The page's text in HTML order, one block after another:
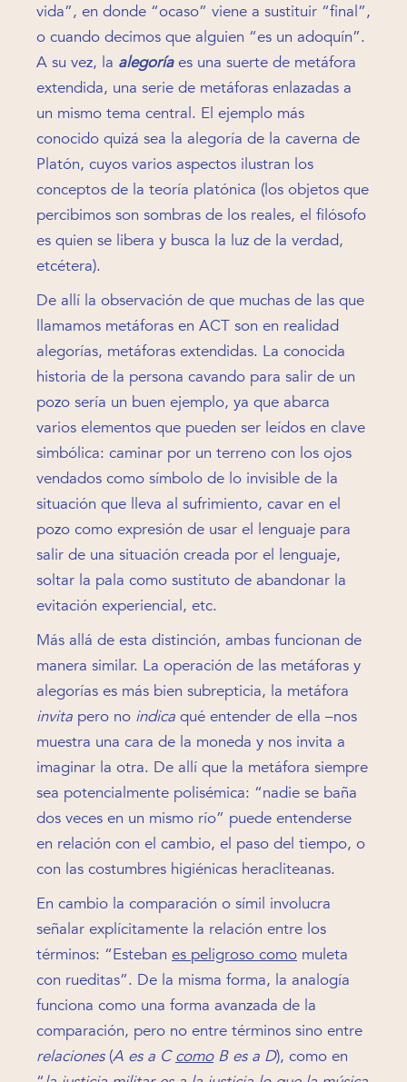
vida”, en donde “ocaso” viene a sustituir “final”,
o cuando decimos que alguien “es un adoquín”.
A su vez, la alegoríaes una suerte de metáfora
extendida, una serie de metáforas enlazadas a
un mismo tema central. El ejemplo más
conocido quizá sea la alegoría de la caverna de
Platón, cuyos varios aspectos ilustran los
conceptos de la teoría platónica (los objetos que
percibimos son sombras de los reales, el filósofo
es quien se libera y busca la luz de la verdad,
etcétera).
De allí la observación de que muchas de las que
llamamos metáforas en ACT son en realidad
alegorías, metáforas extendidas. La conocida
historia de la persona cavando para salir de un
pozo sería un buen ejemplo, ya que abarca
varios elementos que pueden ser leídos en clave
simbólica: caminar por un terreno con los ojos
vendados como símbolo de lo invisible de la
situación que lleva al sufrimiento, cavar en el
pozo como expresión de usar el lenguaje para
salir de una situación creada por el lenguaje,
soltar la pala como sustituto de abandonar la
evitación experiencial, etc.
Más allá de esta distinción, ambas funcionan de
manera similar. La operación de las metáforas y
alegorías es más bien subrepticia, la metáfora
invita pero no indica qué entender de ella –nos
muestra una cara de la moneda y nos invita a
imaginar la otra. De allí que la metáfora siempre
sea potencialmente polisémica: “nadie se baña
dos veces en un mismo río” puede entenderse
en relación con el cambio, el paso del tiempo, o
con las costumbres higiénicas heracliteanas.
En cambio la comparación o símil involucra
señalar explícitamente la relación entre los
términos: “Esteban es peligroso como muleta
con rueditas”. De la misma forma, la analogía
funciona como una forma avanzada de la
comparación, pero no entre términos sino entre
relaciones(A es a CcomoB es a D), como en